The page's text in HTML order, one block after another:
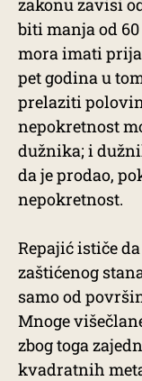
zakonu zavisi
biti manja od
mora imati
pet godina u
prelaziti
nepokretnost
dužnika; i
da je prodao,
nepokretnost.
Repajić ističe
zaštićenog
samo od
Mnoge
zbog toga
kvadratnih